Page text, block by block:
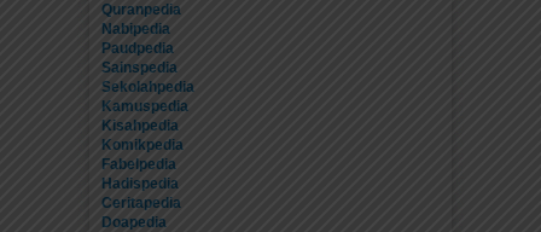
Quranpedia
Nabipedia
Paudpedia
Sainspedia
Sekolahpedia
Kamuspedia
Kisahpedia
Komikpedia
Fabelpedia
Hadispedia
Ceritapedia
Doapedia